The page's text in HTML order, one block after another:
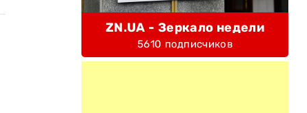
ZN.UA - Зеркало недели
5610 подписчиков